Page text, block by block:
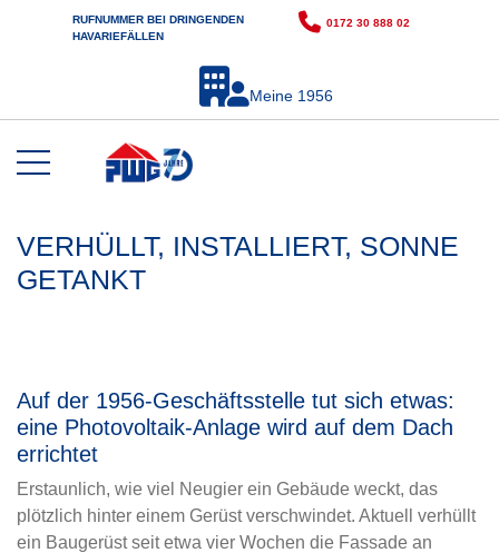
RUFNUMMER BEI DRINGENDEN
HAVARIEFÄLLEN
0172 30 888 02
Meine 1956
VERHÜLLT, INSTALLIERT, SONNE
GETANKT
Auf der 1956-Geschäftsstelle tut sich etwas:
eine Photovoltaik-Anlage wird auf dem Dach
errichtet
Erstaunlich, wie viel Neugier ein Gebäude weckt, das
plötzlich hinter einem Gerüst verschwindet. Aktuell verhüllt
ein Baugerüst seit etwa vier Wochen die Fassade an